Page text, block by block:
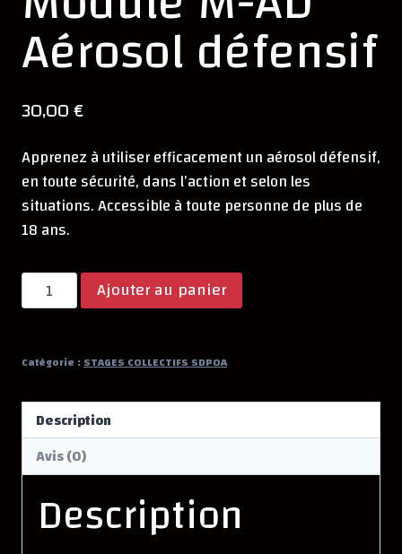
Aérosol défensif
30,00€
Apprenez à utiliser efficacement un aérosol défensif,
en toute sécurité, dans l’action et selon les
situations. Accessible à toute personne de plus de
18 ans.
quantité
de
M-
Aérosol
défensif
Ajouter au panier
Catégorie :STAGES COLLECTIFS SDPOA
Description
Avis (0)
Description